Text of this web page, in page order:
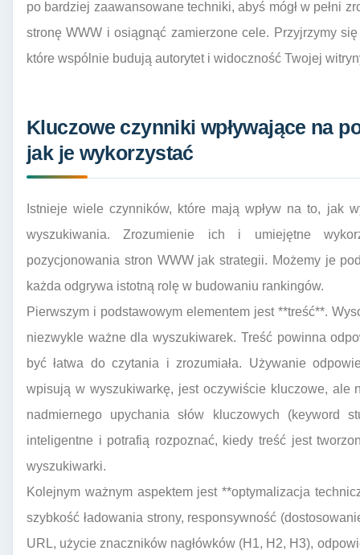
po bardziej zaawansowane techniki, abyś mógł w pełni
stronę WWW i osiągnąć zamierzone cele. Przyjrzymy
które wspólnie budują autorytet i widoczność Twojej
Kluczowe czynniki wpływające na
jak je wykorzystać
Istnieje wiele czynników, które mają wpływ na to, jak
wyszukiwania. Zrozumienie ich i umiejętne
pozycjonowania stron WWW jak strategii. Możemy je
każda odgrywa istotną rolę w budowaniu rankingów.
Pierwszym i podstawowym elementem jest **treść**.
niezwykle ważne dla wyszukiwarek. Treść powinna
być łatwa do czytania i zrozumiała. Używanie
wpisują w wyszukiwarkę, jest oczywiście kluczowe, ale
nadmiernego upychania słów kluczowych (keyword
inteligentne i potrafią rozpoznać, kiedy treść jest
wyszukiwarki.
Kolejnym ważnym aspektem jest **optymalizacja
szybkość ładowania strony, responsywność
URL, użycie znaczników nagłówków (H1, H2, H3),